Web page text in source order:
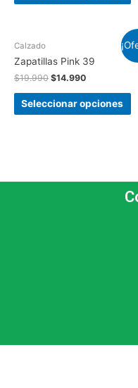
Calzado
Zapatillas Pink 39
$19.990 $14.990
Seleccionar opciones